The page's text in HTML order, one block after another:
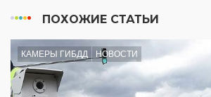
ПОХОЖИЕ СТАТЬИ
КАМЕРЫ ГИБДД НОВОСТИ